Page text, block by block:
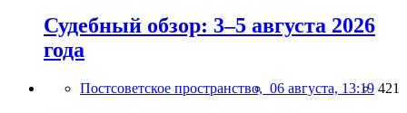
Судебный обзор: 3–5 августа 2026
года
Постсоветское пространство, 06 августа, 13:19 421